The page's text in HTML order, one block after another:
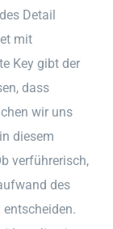
Detail
mit
Key gibt der
dass
wir uns
diesem
verführerisch,
des